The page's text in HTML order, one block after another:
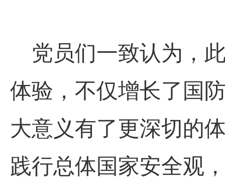
党员们一致认为，
体验，不仅增长了国
大意义有了更深切的
践行总体国家安全观